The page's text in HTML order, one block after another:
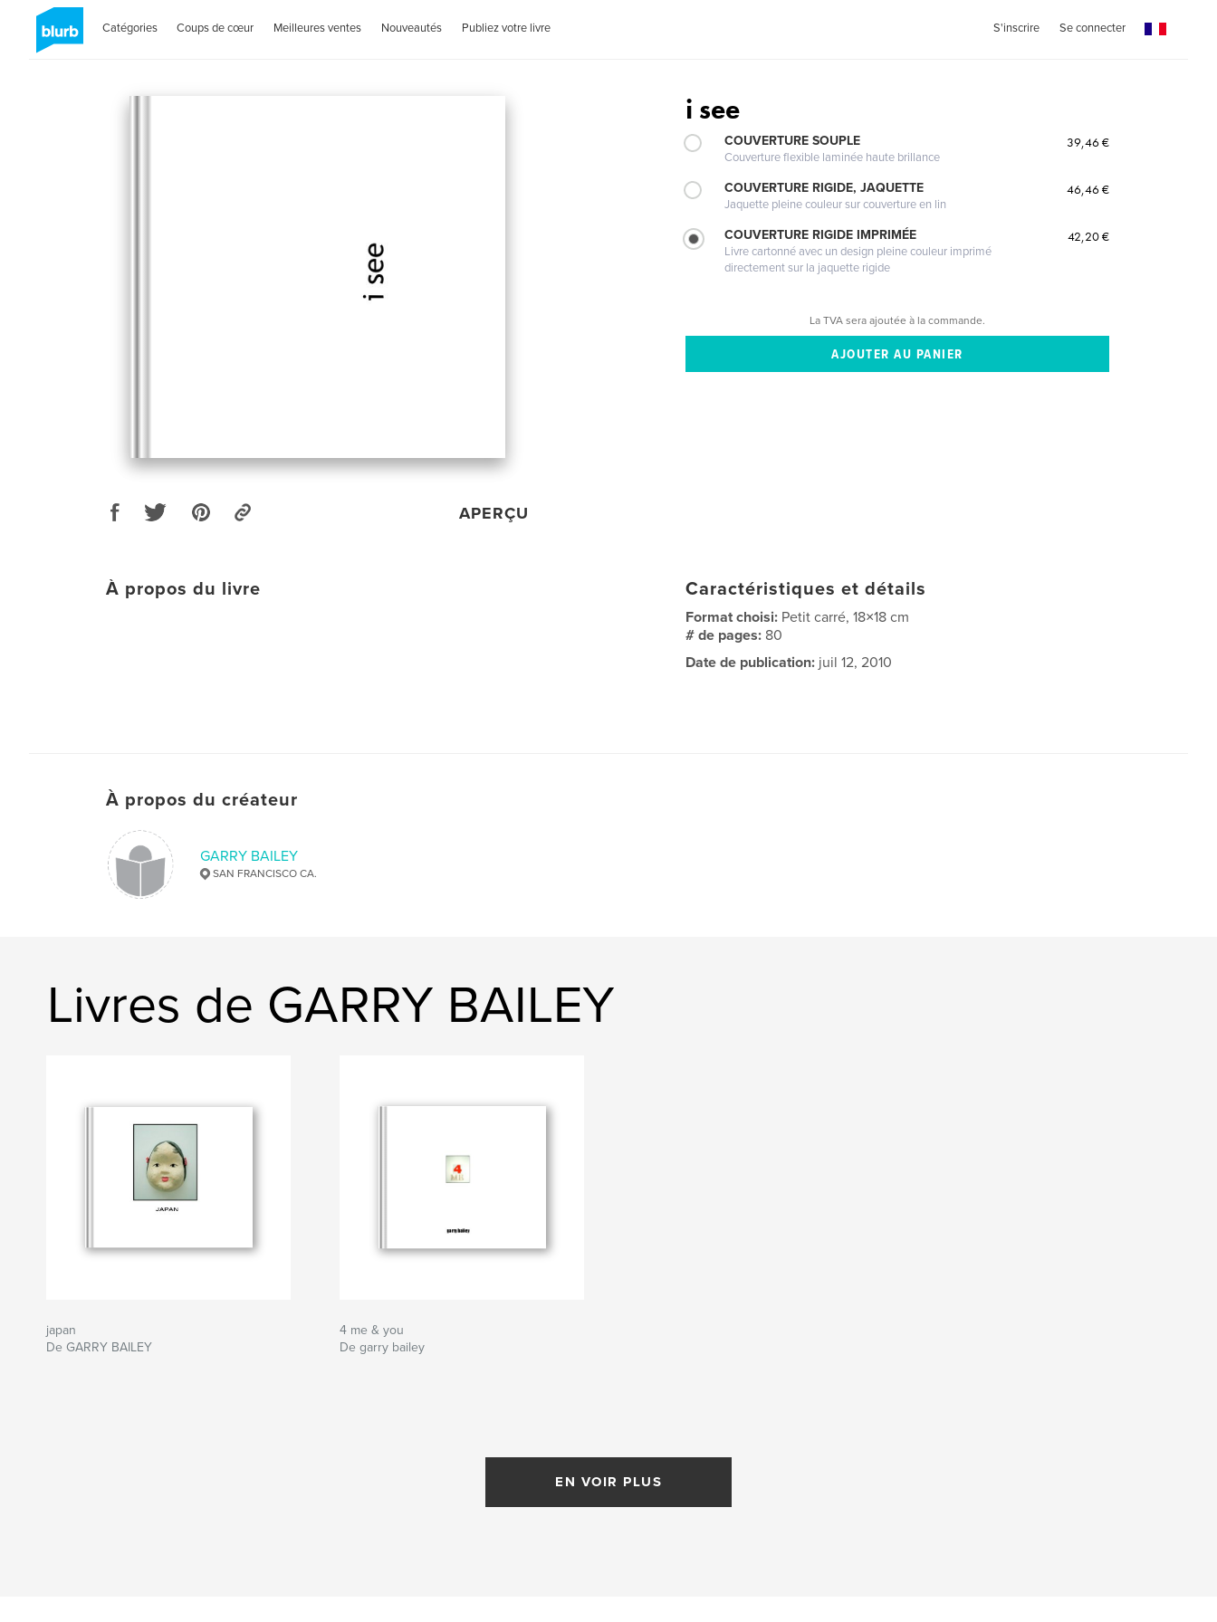
Catégories Coups de cœur Meilleures ventes Nouveautés Publiez votre livre S'inscrire Se connecter
APERÇU
i see
COUVERTURE SOUPLE
Couverture flexible laminée haute brillance
39,46 €
COUVERTURE RIGIDE, JAQUETTE
Jaquette pleine couleur sur couverture en lin
46,46 €
COUVERTURE RIGIDE IMPRIMÉE
Livre cartonné avec un design pleine couleur imprimé
directement sur la jaquette rigide
42,20 €
La TVA sera ajoutée à la commande.
À propos du livre Caractéristiques et détails
Format choisi: Petit carré, 18×18 cm
# de pages: 80
Date de publication: juil 12, 2010
À propos du créateur
GARRY BAILEY
SAN FRANCISCO CA.
Livres de GARRY BAILEY
japan
De GARRY BAILEY
4 me & you
De garry bailey
EN VOIR PLUS